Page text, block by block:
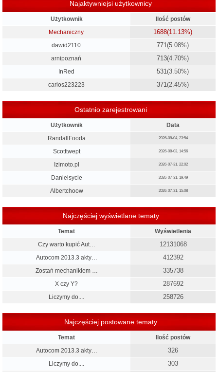
Najaktywniejsi użytkownicy
Użytkownik
Ilość postów
Mechaniczny
1688(11.13%)
dawid2110 771 (5.08%)
arnipoznań 713(4.70%)
InRed 531 (3.50%)
carlos223223 371 (2.45%)
Ostatnio zarejestrowani
Użytkownik
Data
RandallFooda
2026-08-04, 23:54
Scotttwept 2026-08-03, 14:56
Izimoto.pl 2026-07-31, 22:02
Danielsycle 2026-07-31, 19:49
Albertchoow 2026-07-31, 15:08
Najczęściej wyświetlane tematy
Temat
Wyświetlenia
Czy warto kupić Aut…
12131068
Autocom 2013.3 akty… 412392
Zostań mechanikiem … 335738
X czy Y? 287692
Liczymy do.... 258726
Najczęściej postowane tematy
Temat
Ilość postów
Autocom 2013.3 akty…
326
Liczymy do.... 303